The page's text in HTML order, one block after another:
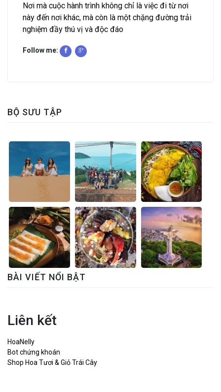
Nơi mà cuộc hành trình không chỉ là việc đi từ nơi
này đến nơi khác, mà còn là một chặng đường trải
nghiệm đầy thú vị và độc đáo
Follow me:
BỘ SƯU TẬP
BÀI VIẾT NỔI BẬT
Liên kết
HoaNelly
Bot chứng khoán
Shop Hoa Tươi & Giỏ Trái Cây